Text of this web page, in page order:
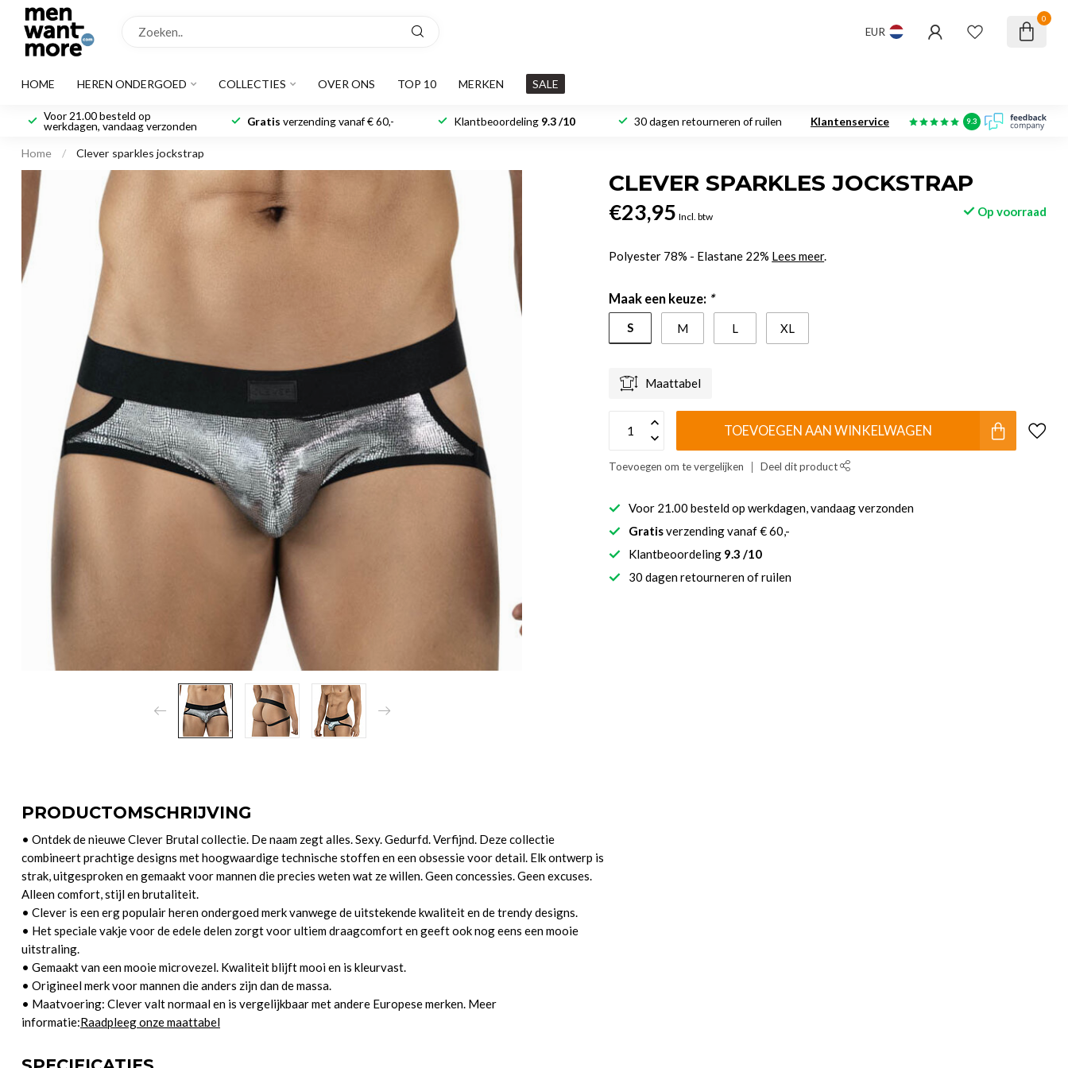
EUR
0
HOME HEREN ONDERGOED COLLECTIES OVER ONS TOP 10 MERKEN SALE
Voor 21.00 besteld op
werkdagen, vandaag verzonden Gratis verzending vanaf € 60,- Klantbeoordeling 9.3 /10 30 dagen retourneren of ruilen Klantenservice 9.3
Home / Clever sparkles jockstrap
CLEVER SPARKLES JOCKSTRAP
€23,95 Incl. btw Op voorraad
Polyester 78% - Elastane 22% Lees meer.
Maak een keuze: *
S M L XL
Maattabel
TOEVOEGEN AAN WINKELWAGEN
Toevoegen om te vergelijken Deel dit product
Voor 21.00 besteld op werkdagen, vandaag verzonden
Gratisverzending vanaf € 60,-
Klantbeoordeling 9.3 /10
30 dagen retourneren of ruilen
PRODUCTOMSCHRIJVING
• Ontdek de nieuwe Clever Brutal collectie. De naam zegt alles. Sexy. Gedurfd. Verfijnd. Deze collectie
combineert prachtige designs met hoogwaardige technische stoffen en een obsessie voor detail. Elk ontwerp is
strak, uitgesproken en gemaakt voor mannen die precies weten wat ze willen. Geen concessies. Geen excuses.
Alleen comfort, stijl en brutaliteit.
• Clever is een erg populair heren ondergoed merk vanwege de uitstekende kwaliteit en de trendy designs.
• Het speciale vakje voor de edele delen zorgt voor ultiem draagcomfort en geeft ook nog eens een mooie
uitstraling.
• Gemaakt van een mooie microvezel. Kwaliteit blijft mooi en is kleurvast.
• Origineel merk voor mannen die anders zijn dan de massa.
• Maatvoering: Clever valt normaal en is vergelijkbaar met andere Europese merken. Meer
informatie:Raadpleeg onze maattabel